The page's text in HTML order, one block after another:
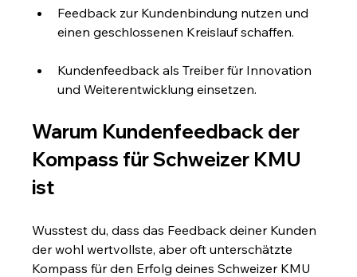
Feedback zur Kundenbindung nutzen und
einen geschlossenen Kreislauf schaffen.
Kundenfeedback als Treiber für Innovation
und Weiterentwicklung einsetzen.
Warum Kundenfeedback der
Kompass für Schweizer KMU
ist
Wusstest du, dass das Feedback deiner Kunden
der wohl wertvollste, aber oft unterschätzte
Kompass für den Erfolg deines Schweizer KMU